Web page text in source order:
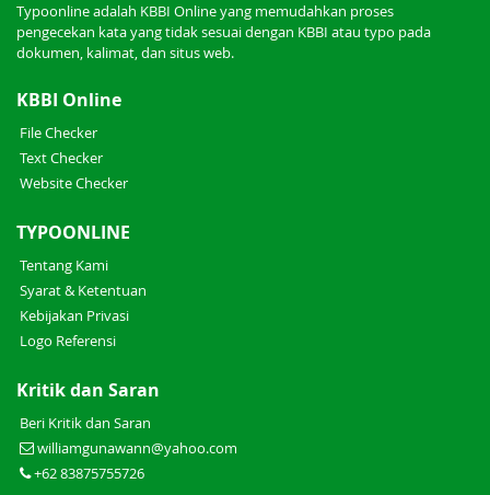
Typoonline adalah KBBI Online yang memudahkan proses
pengecekan kata yang tidak sesuai dengan KBBI atau typo pada
dokumen, kalimat, dan situs web.
KBBI Online
File Checker
Text Checker
Website Checker
TYPOONLINE
Tentang Kami
Syarat & Ketentuan
Kebijakan Privasi
Logo Referensi
Kritik dan Saran
Beri Kritik dan Saran
williamgunawann@yahoo.com
+62 83875755726